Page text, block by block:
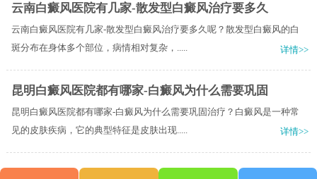
云南白癜风医院有几家-散发型白癜风治疗要多久
云南白癜风医院有几家-散发型白癜风治疗要多久呢？散发型白癜风的白
斑分布在身体多个部位，病情相对复杂，.....
详情>>
昆明白癜风医院都有哪家-白癜风为什么需要巩固
昆明白癜风医院都有哪家-白癜风为什么需要巩固治疗？白癜风是一种常
见的皮肤疾病，它的典型特征是皮肤出现.....
详情>>